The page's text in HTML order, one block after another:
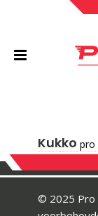
Kukko pro
© 2025 Pro